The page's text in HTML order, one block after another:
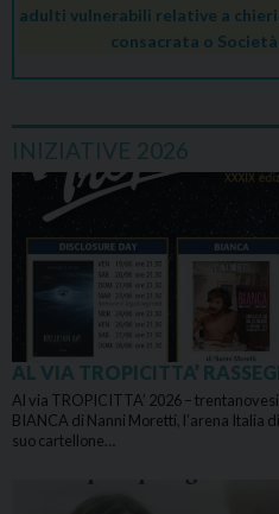
adulti vulnerabili relative a
consacrata o
INIZIATIVE 2026
AL VIA TROPICITTA’
Al via TROPICITTA’ 2026 –
BIANCA di Nanni Moretti, l’arena Italia
suo cartellone…